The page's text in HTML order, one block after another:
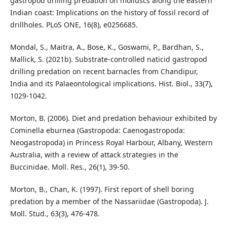
Indian coast: Implications on the history of fossil record of
drillholes. PLoS ONE, 16(8), e0256685.
Mondal, S., Maitra, A., Bose, K., Goswami, P., Bardhan, S.,
Mallick, S. (2021b). Substrate-controlled naticid gastropod
drilling predation on recent barnacles from Chandipur,
India and its Palaeontological implications. Hist. Biol., 33(7),
1029-1042.
Morton, B. (2006). Diet and predation behaviour exhibited by
Cominella eburnea (Gastropoda: Caenogastropoda:
Neogastropoda) in Princess Royal Harbour, Albany, Western
Australia, with a review of attack strategies in the
Buccinidae. Moll. Res., 26(1), 39-50.
Morton, B., Chan, K. (1997). First report of shell boring
predation by a member of the Nassariidae (Gastropoda). J.
Moll. Stud., 63(3), 476-478.